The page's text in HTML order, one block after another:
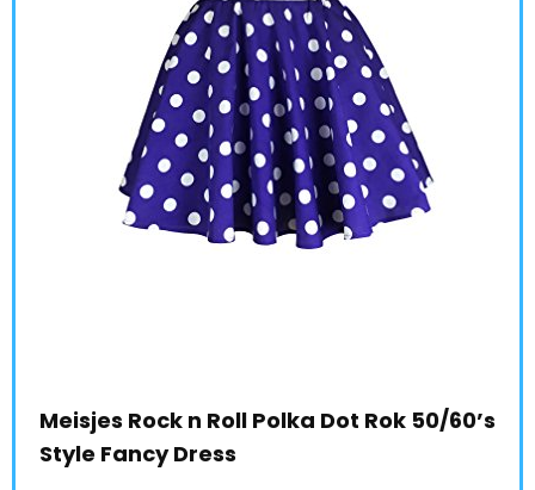
Meisjes Rock n Roll Polka Dot Rok 50/60’s
Style Fancy Dress